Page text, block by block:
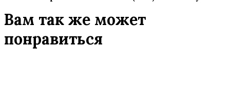
Вам так же может
понравиться